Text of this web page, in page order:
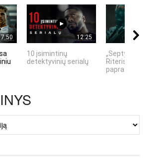
12:25
10 įsimintinų
detektyvinių serialų
„Septynių
Riteris" – kai